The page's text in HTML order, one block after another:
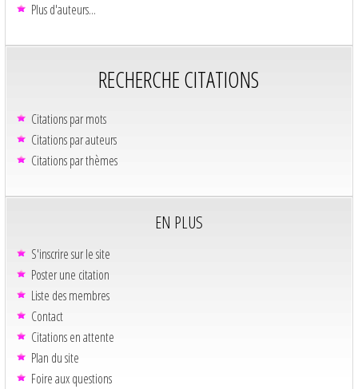
Plus d'auteurs...
RECHERCHE CITATIONS
Citations par mots
Citations par auteurs
Citations par thèmes
EN PLUS
S'inscrire sur le site
Poster une citation
Liste des membres
Contact
Citations en attente
Plan du site
Foire aux questions